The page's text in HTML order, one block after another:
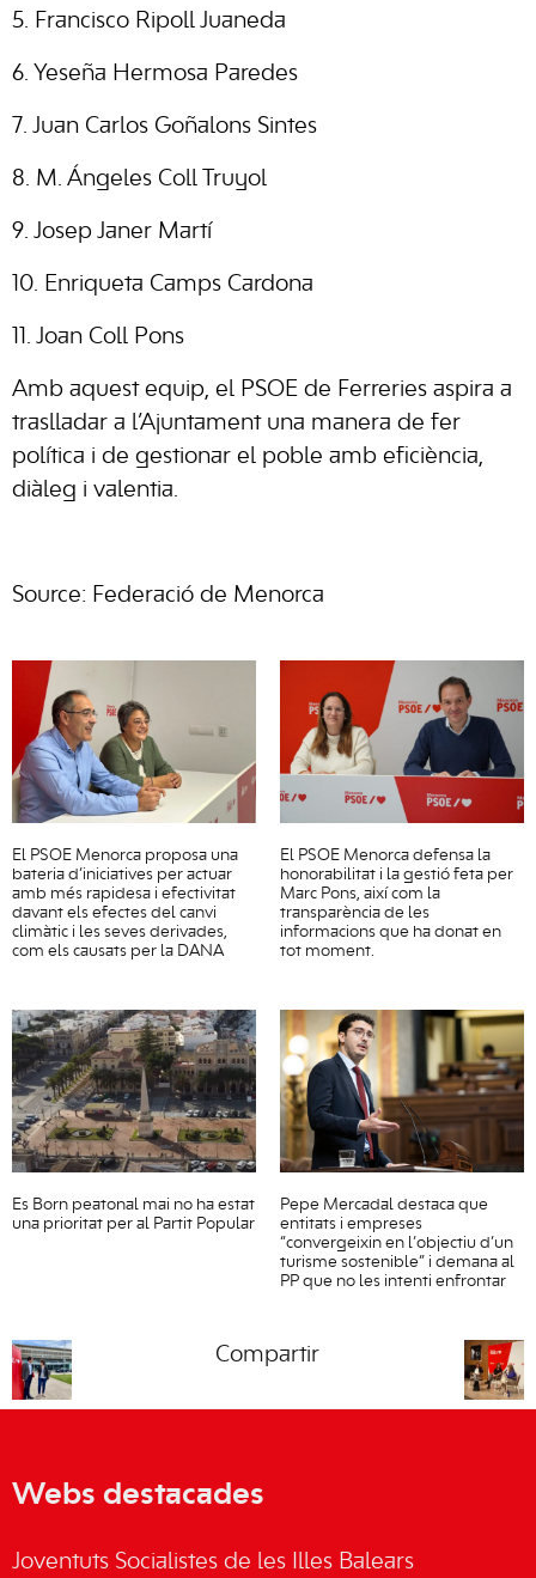
5. Francisco Ripoll Juaneda
6. Yeseña Hermosa Paredes
7. Juan Carlos Goñalons Sintes
8. M. Ángeles Coll Truyol
9. Josep Janer Martí
10. Enriqueta Camps Cardona
11. Joan Coll Pons
Amb aquest equip, el PSOE de Ferreries aspira a
traslladar a l’Ajuntament una manera de fer
política i de gestionar el poble amb eficiència,
diàleg i valentia.
Source: Federació de Menorca
El PSOE Menorca proposa una
bateria d’iniciatives per actuar
amb més rapidesa i efectivitat
davant els efectes del canvi
climàtic i les seves derivades,
com els causats per la DANA
El PSOE Menorca defensa la
honorabilitat i la gestió feta per
Marc Pons, així com la
transparència de les
informacions que ha donat en
tot moment.
Es Born peatonal mai no ha estat
una prioritat per al Partit Popular
Pepe Mercadal destaca que
entitats i empreses
“convergeixin en l’objectiu d’un
turisme sostenible” i demana al
PP que no les intenti enfrontar
Compartir
Webs destacades
Joventuts Socialistes de les Illes Balears